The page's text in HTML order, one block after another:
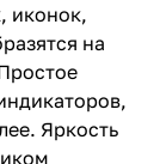
иконок,
на
Яркость